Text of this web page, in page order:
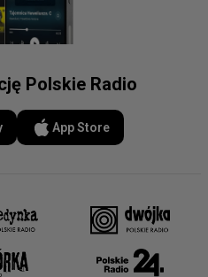
Polskie Radio
App Store